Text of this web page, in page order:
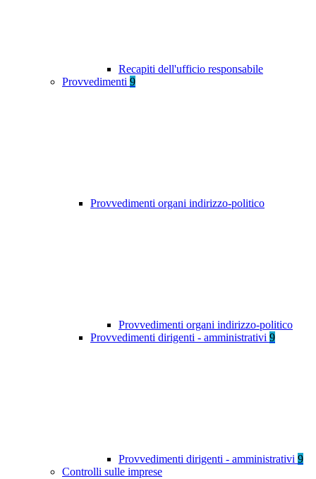
Recapiti dell'ufficio responsabile
Provvedimenti 9
Provvedimenti organi indirizzo-politico
Provvedimenti organi indirizzo-politico
Provvedimenti dirigenti - amministrativi 9
Provvedimenti dirigenti - amministrativi 9
Controlli sulle imprese